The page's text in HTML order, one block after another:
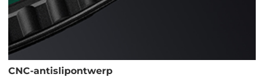
CNC-antislipontwerp